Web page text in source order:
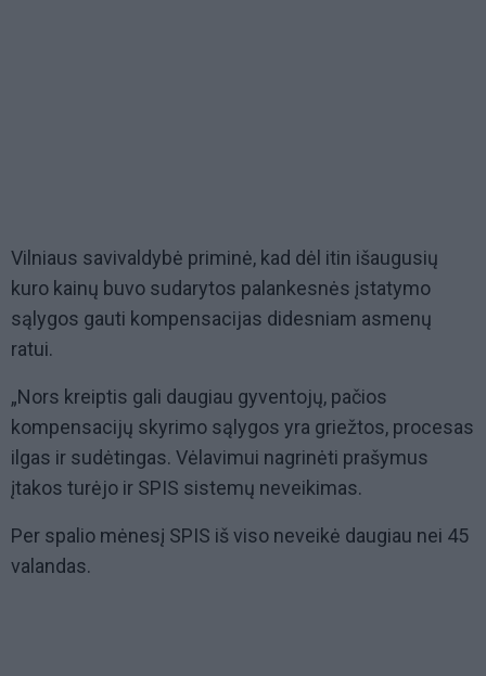
Vilniaus savivaldybė priminė, kad dėl itin išaugusių
kuro kainų buvo sudarytos palankesnės įstatymo
sąlygos gauti kompensacijas didesniam asmenų
ratui.
„Nors kreiptis gali daugiau gyventojų, pačios
kompensacijų skyrimo sąlygos yra griežtos, procesas
ilgas ir sudėtingas. Vėlavimui nagrinėti prašymus
įtakos turėjo ir SPIS sistemų neveikimas.
Per spalio mėnesį SPIS iš viso neveikė daugiau nei 45
valandas.